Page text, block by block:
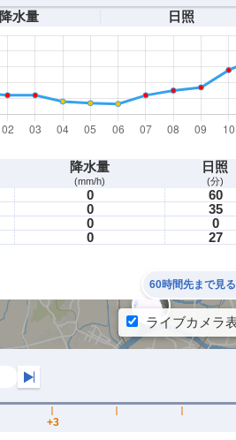
降水量 日照
降水量
(mm/h)
日照
(分)
0
60
0
35
0
0
0 27
60時間先まで見る